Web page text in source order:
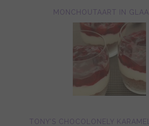
MONCHOUTAART IN
TONY’S CHOCOLONELY